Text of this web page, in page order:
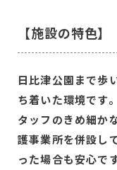
【施設の特色】
日比津公園まで歩
ち着いた環境です
タッフのきめ細か
護事業所を併設し
った場合も安心で